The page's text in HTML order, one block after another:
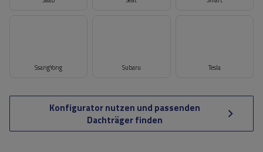
SsangYong Subaru Tesla
Konfigurator nutzen und passenden
Dachträger finden